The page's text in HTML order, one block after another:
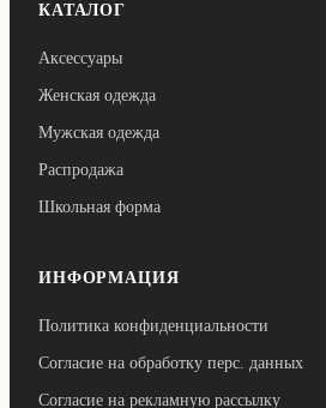
КАТАЛОГ
Аксессуары
Женская одежда
Мужская одежда
Распродажа
Школьная форма
ИНФОРМАЦИЯ
Политика конфиденциальности
Согласие на обработку перс. данных
Согласие на рекламную рассылку